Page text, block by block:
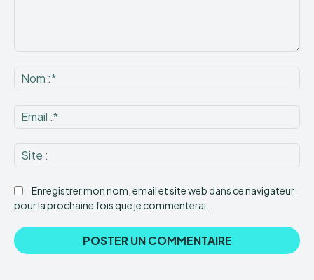
:*
:*
:
Enregistrer mon nom, email et site web dans ce navigateur
pour la prochaine fois que je commenterai.